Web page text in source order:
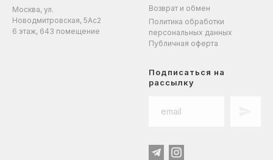
Москва, ул.
Новодмитровская, 5Ас2
6 этаж, 643 помещение
Возврат и обмен
Политика обработки
персональных данных
Публичная оферта
Подписаться на
рассылку